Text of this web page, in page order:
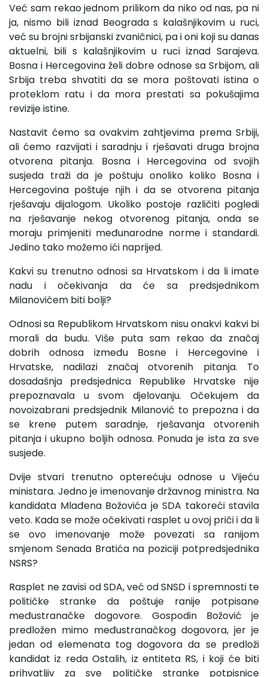
Već sam rekao jednom prilikom da niko od nas, pa ni
ja, nismo bili iznad Beograda s kalašnjikovim u ruci,
već su brojni srbijanski zvaničnici, pa i oni koji su danas
aktuelni, bili s kalašnjikovim u ruci iznad Sarajeva.
Bosna i Hercegovina želi dobre odnose sa Srbijom, ali
Srbija treba shvatiti da se mora poštovati istina o
proteklom ratu i da mora prestati sa pokušajima
revizije istine.
Nastavit ćemo sa ovakvim zahtjevima prema Srbiji,
ali ćemo razvijati i saradnju i rješavati druga brojna
otvorena pitanja. Bosna i Hercegovina od svojih
susjeda traži da je poštuju onoliko koliko Bosna i
Hercegovina poštuje njih i da se otvorena pitanja
rješavaju dijalogom. Ukoliko postoje različiti pogledi
na rješavanje nekog otvorenog pitanja, onda se
moraju primjeniti međunarodne norme i standardi.
Jedino tako možemo ići naprijed.
Kakvi su trenutno odnosi sa Hrvatskom i da li imate
nadu i očekivanja da će sa predsjednikom
Milanovićem biti bolji?
Odnosi sa Republikom Hrvatskom nisu onakvi kakvi bi
morali da budu. Više puta sam rekao da značaj
dobrih odnosa između Bosne i Hercegovine i
Hrvatske, nadilazi značaj otvorenih pitanja. To
dosadašnja predsjednica Republike Hrvatske nije
prepoznavala u svom djelovanju. Očekujem da
novoizabrani predsjednik Milanović to prepozna i da
se krene putem saradnje, rješavanja otvorenih
pitanja i ukupno boljih odnosa. Ponuda je ista za sve
susjede.
Dvije stvari trenutno opterećuju odnose u Vijeću
ministara. Jedno je imenovanje državnog ministra. Na
kandidata Mlađena Božovića je SDA takoreći stavila
veto. Kada se može očekivati rasplet u ovoj priči i da li
se ovo imenovanje može povezati sa ranijom
smjenom Senada Bratića na poziciji potpredsjednika
NSRS?
Rasplet ne zavisi od SDA, već od SNSD i spremnosti te
političke stranke da poštuje ranije potpisane
međustranačke dogovore. Gospodin Božović je
predložen mimo međustranačkog dogovora, jer je
jedan od elemenata tog dogovora da se predloži
kandidat iz reda Ostalih, iz entiteta RS, i koji će biti
prihvatljiv za sve političke stranke potpisnice